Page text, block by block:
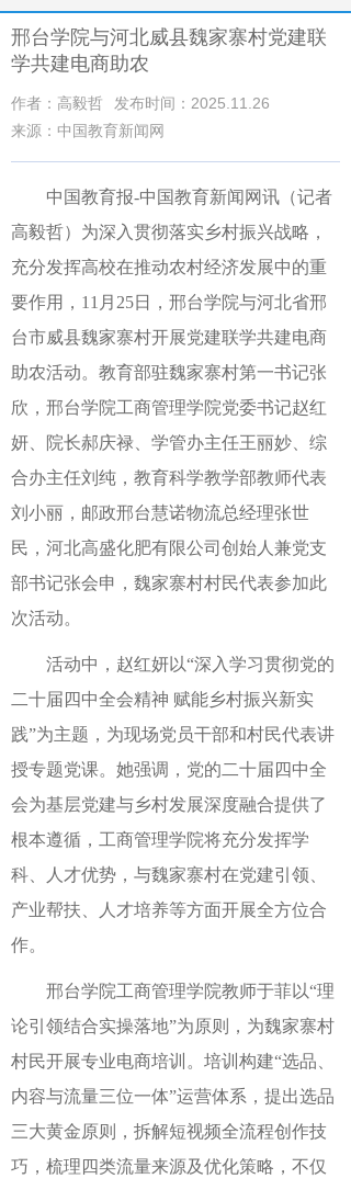
邢台学院与河北威县魏家寨村党建联
学共建电商助农
作者：高毅哲
发布时间：2025.11.26
来源：中国教育新闻网
中国教育报-中国教育新闻网讯（记者
高毅哲） 为深入贯彻落实乡村振兴战略，
充分发挥高校在推动农村经济发展中的重
要作用，11月25日，邢台学院与河北省邢
台市威县魏家寨村开展党建联学共建电商
助农活动。教育部驻魏家寨村第一书记张
欣，邢台学院工商管理学院党委书记赵红
妍、院长郝庆禄、学管办主任王丽妙、综
合办主任刘纯，教育科学教学部教师代表
刘小丽，邮政邢台慧诺物流总经理张世
民，河北高盛化肥有限公司创始人兼党支
部书记张会申，魏家寨村村民代表参加此
次活动。
活动中，赵红妍以“深入学习贯彻党的
二十届四中全会精神 赋能乡村振兴新实
践”为主题，为现场党员干部和村民代表讲
授专题党课。她强调，党的二十届四中全
会为基层党建与乡村发展深度融合提供了
根本遵循，工商管理学院将充分发挥学
科、人才优势，与魏家寨村在党建引领、
产业帮扶、人才培养等方面开展全方位合
作。
邢台学院工商管理学院教师于菲以“理
论引领结合实操落地”为原则，为魏家寨村
村民开展专业电商培训。培训构建“选品、
内容与流量三位一体”运营体系，提出选品
三大黄金原则，拆解短视频全流程创作技
巧，梳理四类流量来源及优化策略，不仅